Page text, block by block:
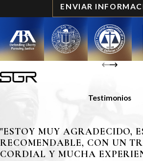
ENVIAR
Testimonios
"ESTOY MUY AGRADECIDO,
RECOMENDABLE, CON UN
CORDIAL Y MUCHA